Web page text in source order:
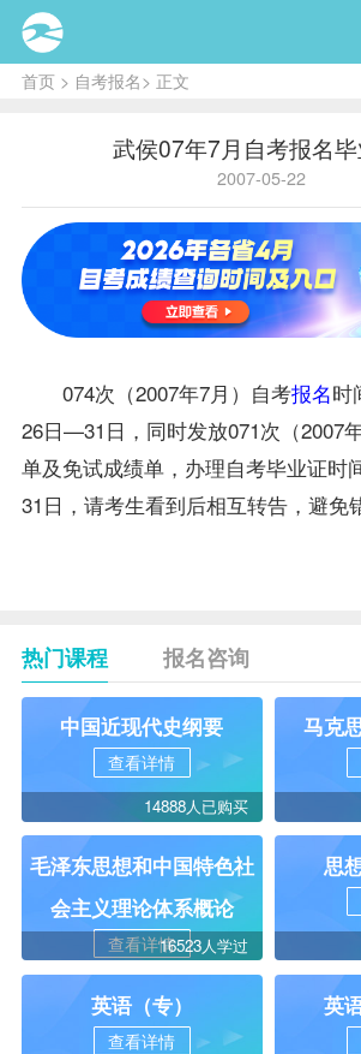
首页> 自考报名> 正文
武侯07年7月自考报名
2007-05-22
074次（2007年7月）自考报名时
26日—31日，同时发放071次（2007
单及免试成绩单，办理自考毕业证时
31日，请考生看到后相互转告，避免
热门课程 报名咨询
中国近现代史纲要
查看详情
14888人已购买
马克
毛泽东思想和中国特色社
会主义理论体系概论
查看详情16523人学过
思
英语（专）
查看详情
英